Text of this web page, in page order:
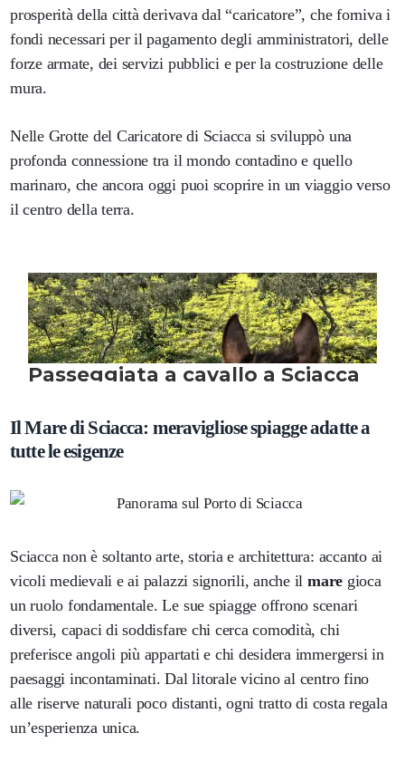
prosperità della città derivava dal “caricatore”, che forniva i
fondi necessari per il pagamento degli amministratori, delle
forze armate, dei servizi pubblici e per la costruzione delle
mura.
Nelle Grotte del Caricatore di Sciacca si sviluppò una
profonda connessione tra il mondo contadino e quello
marinaro, che ancora oggi puoi scoprire in un viaggio verso
il centro della terra.
Il Mare di Sciacca: meravigliose spiagge adatte a
tutte le esigenze
Sciacca non è soltanto arte, storia e architettura: accanto ai
vicoli medievali e ai palazzi signorili, anche ilmare gioca
un ruolo fondamentale. Le sue spiagge offrono scenari
diversi, capaci di soddisfare chi cerca comodità, chi
preferisce angoli più appartati e chi desidera immergersi in
paesaggi incontaminati. Dal litorale vicino al centro fino
alle riserve naturali poco distanti, ogni tratto di costa regala
un’esperienza unica.